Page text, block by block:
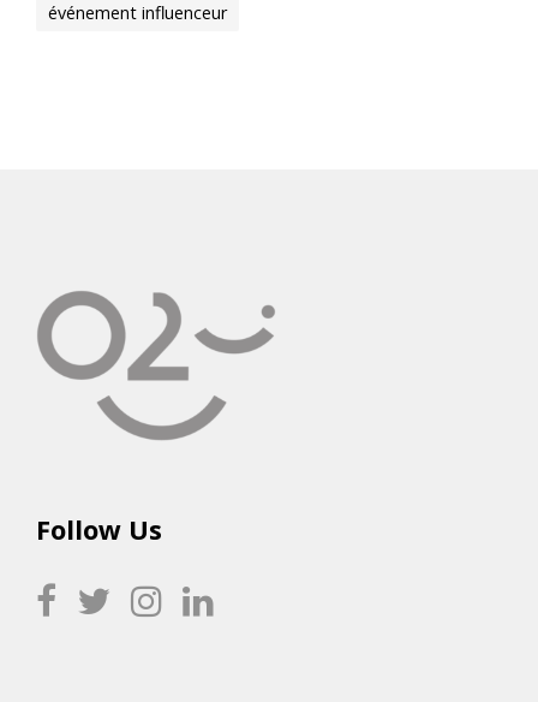
événement influenceur
Follow Us